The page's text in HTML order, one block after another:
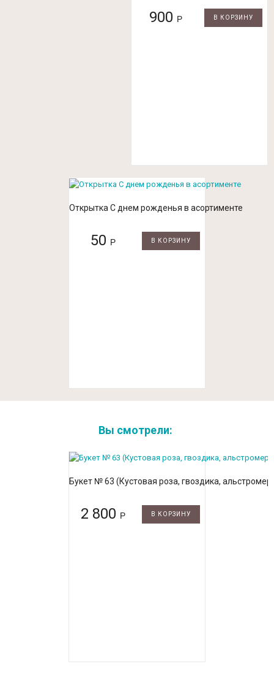
900 Р В КОРЗИНУ
Открытка С днем рожденья в асортименте
50 Р В КОРЗИНУ
Вы смотрели:
Букет № 63 (Кустовая роза, гвоздика,
2 800 Р В КОРЗИНУ